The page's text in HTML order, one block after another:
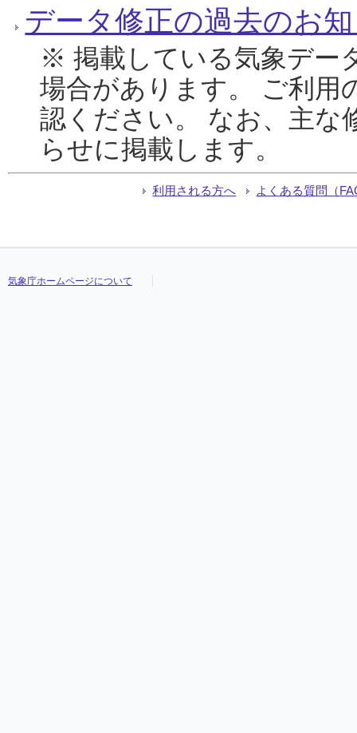
データ修正の過去のお
※ 掲載している気象デー
場合があります。 ご利用
認ください。 なお、主な
らせに掲載します。
利用される方へ よくある質問（
気象庁ホームページについて